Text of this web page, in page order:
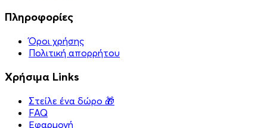
Πληροφορίες
Όροι χρήσης
Πολιτική απορρήτου
Χρήσιμα Links
Στείλε ένα δώρο 🎁
FAQ
Εφαρμογή